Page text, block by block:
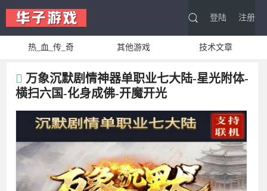
登陆 注册
热_血_传_奇 其他游戏 技术文章
万象沉默剧情神器单职业七大陆-星光附体-
横扫六国-化身成佛-开魔开光